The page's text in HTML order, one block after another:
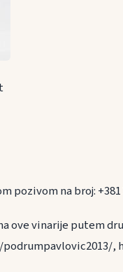
na broj: +381
ove vinarije putem